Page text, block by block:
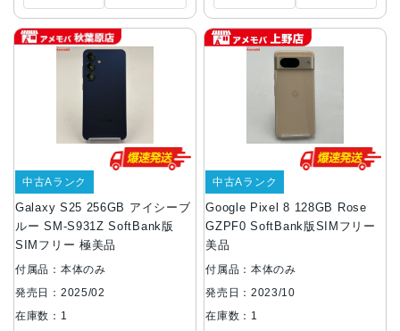
Galaxy S25 256GB アイシーブ
ルー SM-S931Z SoftBank版
SIMフリー 極美品
中古Aランク
付属品：本体のみ
発売日：2025/02
在庫数：1
Google Pixel 8 128GB Rose
GZPF0 SoftBank版SIMフリー
美品
中古Aランク
付属品：本体のみ
発売日：2023/10
在庫数：1